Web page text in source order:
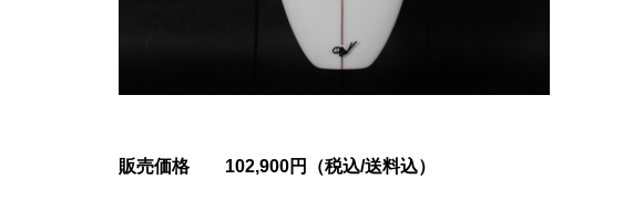
販売価格 102,900円（税込/送料込）